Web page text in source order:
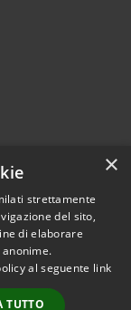
2026 • Comune di
• Powered by
• Accesso
×
strettamente
del sito,
di elaborare
al seguente link
TUTTO